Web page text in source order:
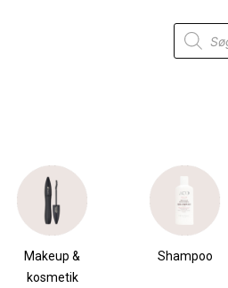
Products
search
Makeup &
kosmetik
Shampoo